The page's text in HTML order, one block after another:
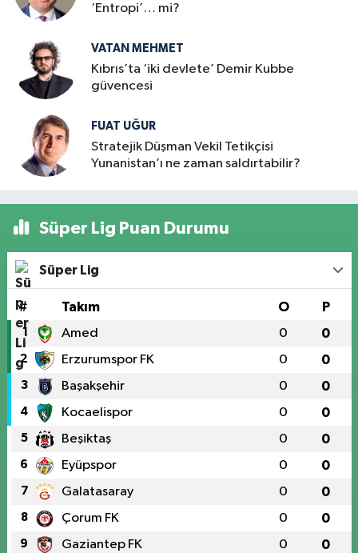
‘Entropi’… mi?
VATAN MEHMET
Kıbrıs’ta ‘iki devlete’ Demir Kubbe
güvencesi
FUAT UĞUR
Stratejik Düşman Vekil Tetikçisi
Yunanistan’ı ne zaman saldırtabilir?
Süper Lig Puan Durumu
Süper Lig
# Takım O P
1 Amed 0 0
2 Erzurumspor FK 0 0
3 Başakşehir 0 0
4 Kocaelispor 0 0
5 Beşiktaş 0 0
6 Eyüpspor 0 0
7 Galatasaray 0 0
8 Çorum FK 0 0
9 Gaziantep FK 0 0